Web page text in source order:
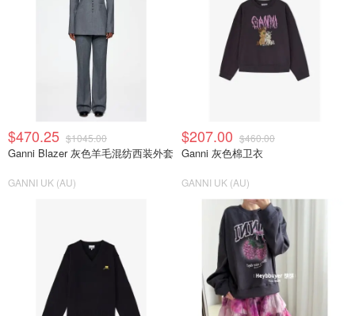
$470.25 $1045.00
Ganni Blazer 灰色羊毛混纺西装外套
GANNI UK (AU)
$207.00 $460.00
Ganni 灰色棉卫衣
GANNI UK (AU)